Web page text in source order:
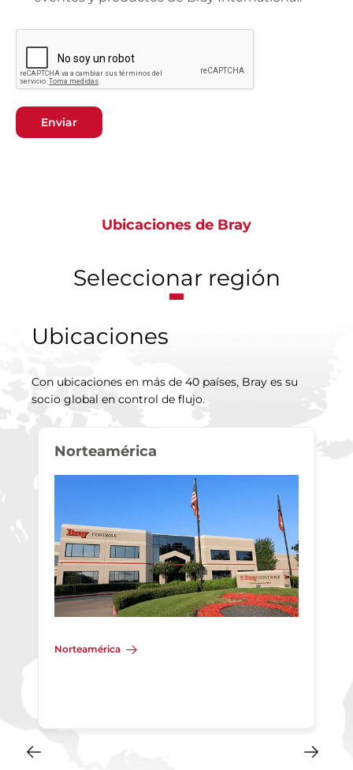
Enviar
Ubicaciones de Bray
Seleccionar región
Ubicaciones
Con ubicaciones en más de 40 países, Bray es su
socio global en control de flujo.
Norteamérica
Norteamérica